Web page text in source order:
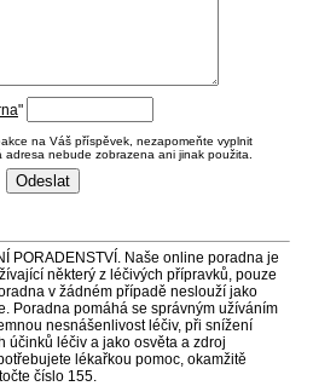
"
na Váš příspěvek, nezapomeňte vyplnit
adresa nebude zobrazena ani jinak použita.
PORADENSTVÍ. Naše online poradna je
některý z léčivých přípravků, pouze
v žádném případě neslouží jako
Poradna pomáhá se správným užíváním
nesnášenlivost léčiv, při snížení
účinků léčiv a jako osvěta a zdroj
lékařkou pomoc, okamžitě
číslo 155.